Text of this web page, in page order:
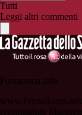
Tutti
Leggi altri commenti
Forzaroma.info
responsabile